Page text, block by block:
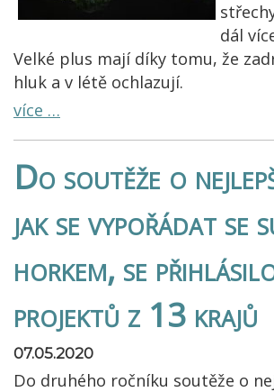
dál
Velké plus mají díky tomu, že
hluk a v létě ochlazují.
více …
Do soutěže o
jak se vypořádat se
horkem, se
projektů z 13 krajů
07.05.2020
Do druhého ročníku soutěže o